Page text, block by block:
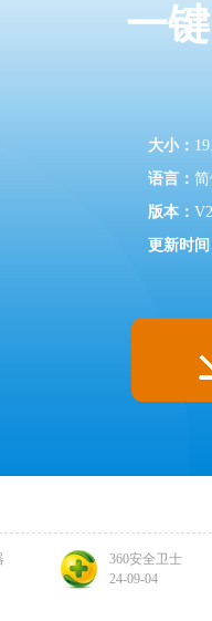
一
大小：
语言：
版本：
更新时间
360安全卫士
24-09-04